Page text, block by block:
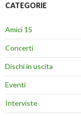
CATEGORIE
Amici 15
Concerti
Dischi in uscita
Eventi
Interviste